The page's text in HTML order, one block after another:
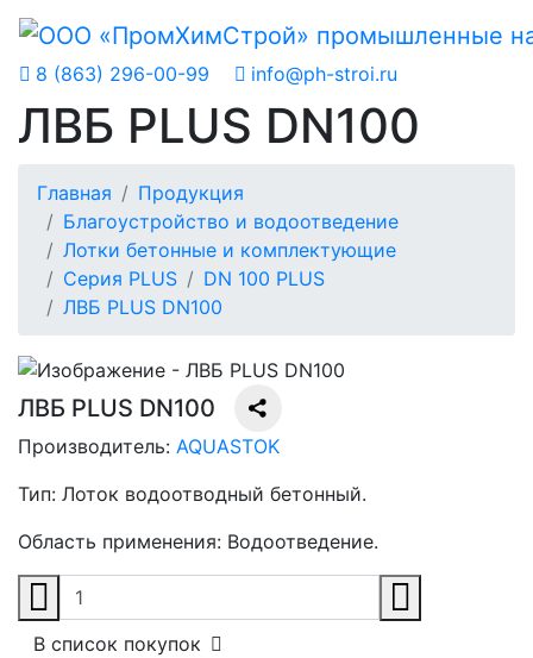
8 (863) 296-00-99 info@ph-stroi.ru
ЛВБ PLUS DN100
Главная
Продукция
Благоустройство и водоотведение
Лотки бетонные и комплектующие
Серия PLUS
DN 100 PLUS
ЛВБ PLUS DN100
ЛВБ PLUS DN100
Производитель: AQUASTOK
Тип: Лоток водоотводный бетонный.
Область применения: Водоотведение.
В список покупок